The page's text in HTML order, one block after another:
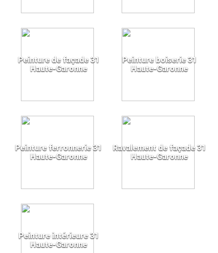
Peinture de façade 31
Haute-Garonne
Peinture boiserie 31
Haute-Garonne
Peinture ferronnerie 31
Haute-Garonne
Ravalement de façade 31
Haute-Garonne
Peinture intérieure 31
Haute-Garonne